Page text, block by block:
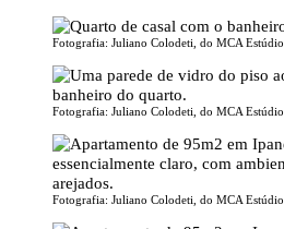
Fotografia: Juliano Colodeti, do MCA Estúdio
Fotografia: Juliano Colodeti, do MCA Estúdio
Fotografia: Juliano Colodeti, do MCA Estúdio